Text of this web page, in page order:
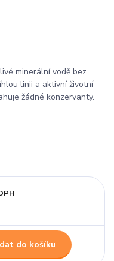
minerální vodě bez
linii a aktivní životní
žádné konzervanty.
do košíku